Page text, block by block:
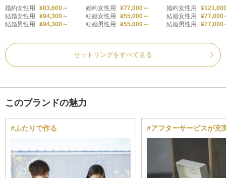
ィネート！結婚&婚約
セットリング
婚約女性用
¥83,600～
結婚女性用
¥94,300～
結婚男性用
¥94,300～
生石6石が選べる！
婚約女性用
¥77,000～
結婚女性用
¥55,000～
結婚男性用
¥55,000～
ィのセットリング
婚約女性用
結婚女性用
¥77,000
結婚男性用
¥77,000
セットリングをすべて見る
このブランドの魅力
#ふたりで作る #アフターサービスが充